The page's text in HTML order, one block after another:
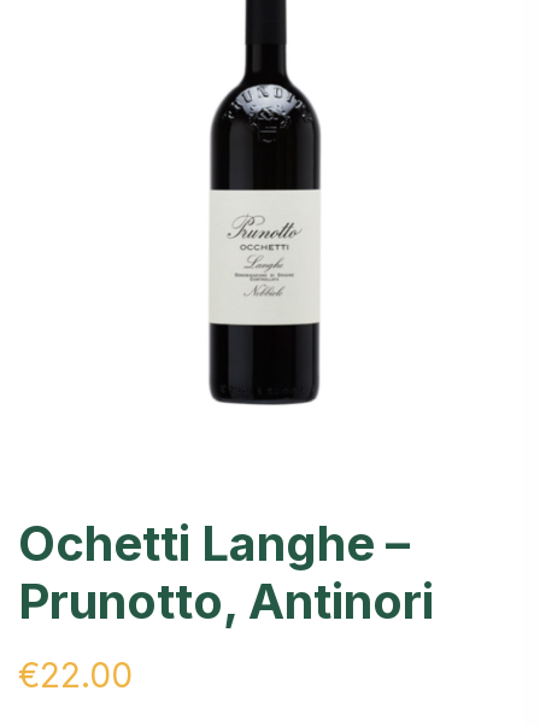
Ochetti Langhe –
Prunotto, Antinori
€22.00